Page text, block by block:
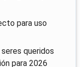
para uso
queridos
para 2026